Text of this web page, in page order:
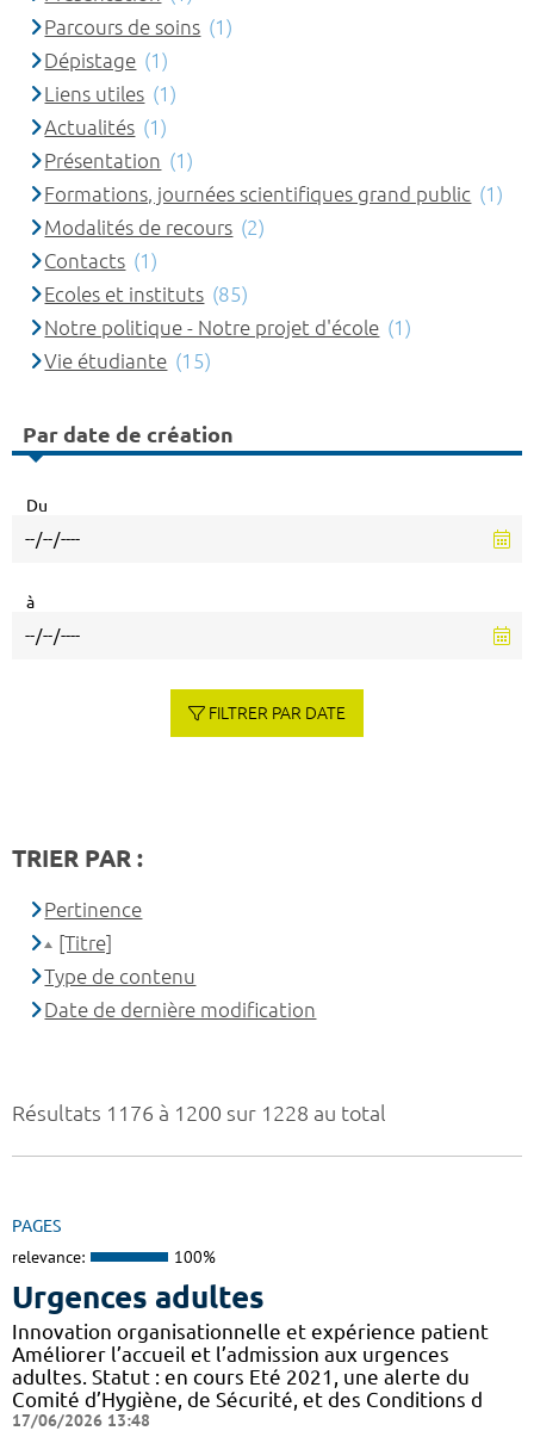
Résultats 1176 à 1200 sur 1228 au total
PAGES
relevance: 100%
Urgences adultes
Innovation organisationnelle et expérience patient
Améliorer l’accueil et l’admission aux urgences
adultes. Statut : en cours Eté 2021, une alerte du
Comité d’Hygiène, de Sécurité, et des Conditions d
17/06/2026 13:48
Parcours de soins (1)
Dépistage (1)
Liens utiles (1)
Actualités (1)
Présentation (1)
Formations, journées scientifiques grand public (1)
Modalités de recours (2)
Contacts (1)
Ecoles et instituts (85)
Notre politique - Notre projet d'école (1)
Vie étudiante (15)
Par date de création
Du
à
FILTRER PAR DATE
TRIER PAR :
Pertinence
[Titre]
Type de contenu
Date de dernière modification